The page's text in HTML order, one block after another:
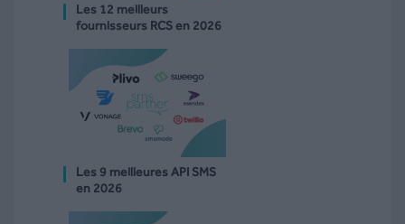
Les 12 meilleurs
fournisseurs RCS en 2026
Les 9 meilleures API SMS
en 2026